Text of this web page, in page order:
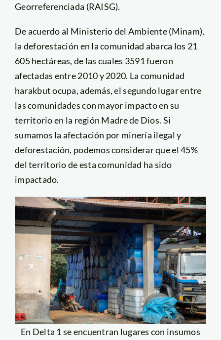
Georreferenciada (RAISG).
De acuerdo al Ministerio del Ambiente (Minam),
la deforestación en la comunidad abarca los 21
605 hectáreas, de las cuales 3591 fueron
afectadas entre 2010 y 2020. La comunidad
harakbut ocupa, además, el segundo lugar entre
las comunidades con mayor impacto en su
territorio en la región Madre de Dios. Si
sumamos la afectación por minería ilegal y
deforestación, podemos considerar que el 45%
del territorio de esta comunidad ha sido
impactado.
En Delta 1 se encuentran lugares con insumos